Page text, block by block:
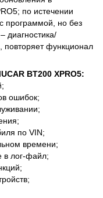
по истечении
программой, но без
диагностика/
повторяет функционал
BT200 XPRO5:
ошибок;
по VIN;
времени;
в лог-файл;